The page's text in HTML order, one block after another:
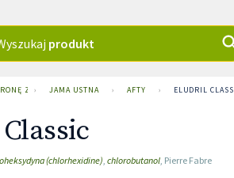
produkt
ZDROWIA
› JAMA USTNA › AFTY › ELUDRIL
(chlorhexidine), chlorobutanol, Pierre Fabre